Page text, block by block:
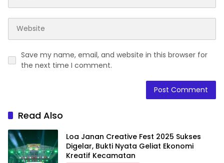
Save my name, email, and website in this browser for
the next time I comment.
Read Also
Loa Janan Creative Fest 2025 Sukses
Digelar, Bukti Nyata Geliat Ekonomi
Kreatif Kecamatan